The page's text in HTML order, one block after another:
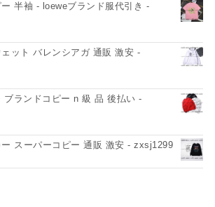
半袖 - loeweブランド服代引き -
ット バレンシアガ 通販 激安 -
ブランドコピー n 級 品 後払い -
スーパーコピー 通販 激安 - zxsj1299